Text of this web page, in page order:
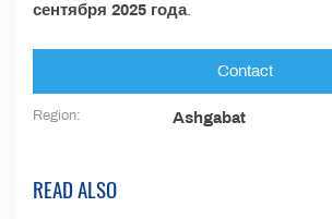
сентября 2025 года.
Contact
Region: Ashgabat
READ ALSO